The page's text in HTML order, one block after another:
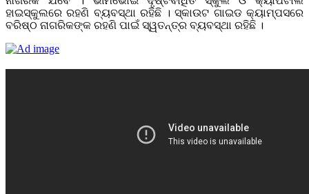
ହାଇସ୍କୁଲରେ ରହଣି ବ୍ୟବସ୍ଥା ରହିଛି । ସ୍କାଉଟ ଗାଇଡ କ୍ୟାମ୍ପସରେ
ବରିଷ୍ଠ ନାଗରିକଙ୍କ ରହଣି ପାଇଁ ସ୍ୱତନ୍ତ୍ର ବ୍ୟବସ୍ଥା ରହିଛି ।